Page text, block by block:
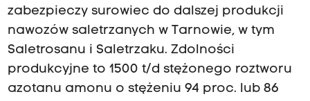
zabezpieczy surowiec do dalszej produkcji
nawozów saletrzanych w Tarnowie, w tym
Saletrosanu i Saletrzaku. Zdolności
produkcyjne to 1500 t/d stężonego roztworu
azotanu amonu o stężeniu 94 proc. lub 86